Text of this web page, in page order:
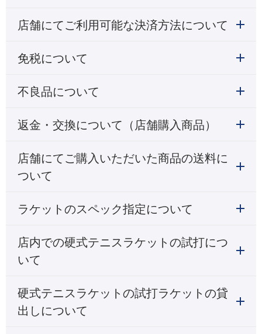
店舗にてご利用可能な決済方法について
免税について
不良品について
返金・交換について（店舗購入商品）
店舗にてご購入いただいた商品の送料に
ついて
ラケットのスペック指定について
店内での硬式テニスラケットの試打につ
いて
硬式テニスラケットの試打ラケットの貸
出しについて